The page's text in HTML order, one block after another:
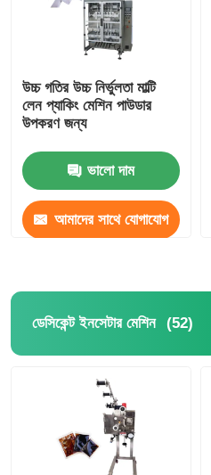
উচ্চ গতির উচ্চ নির্ভুলতা মাল্টি
লেন প্যাকিং মেশিন পাউডার
উপকরণ জন্য
ভালো দাম
আমাদের সাথে যোগাযোগ
ডেসিকেন্ট ইনসেটার মেশিন (52)